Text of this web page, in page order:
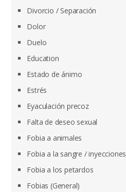
Divorcio / Separación
Dolor
Duelo
Education
Estado de ánimo
Estrés
Eyaculación precoz
Falta de deseo sexual
Fobia a animales
Fobia a la sangre / inyecciones
Fobia a los petardos
Fobias (General)